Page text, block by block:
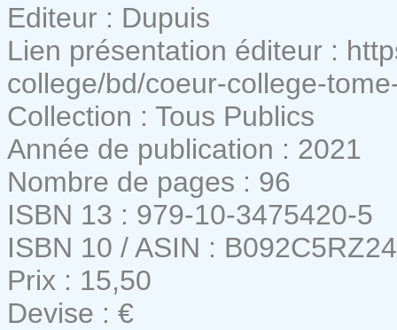
Editeur : Dupuis
Lien présentation éditeur :
college/bd/coeur-college-
Collection : Tous Publics
Année de publication : 2021
Nombre de pages : 96
ISBN 13 : 979-10-3475420-5
ISBN 10 / ASIN : B092C5RZ24
Prix : 15,50
Devise : €